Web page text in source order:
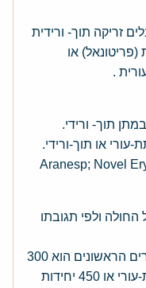
זריקה תוך- ורידית
(פריטונאל) או
.
• Aranesp; Novel
ולפי תגובתו
המינון המרבי המומלץ בשני התכשירים הראשונים הוא 300
יחידות לק"ג משקל בשבוע במתן תת-עורי או 450 יחידות